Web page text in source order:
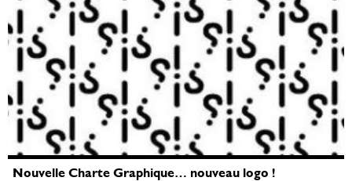
Nouvelle Charte Graphique… nouveau logo !